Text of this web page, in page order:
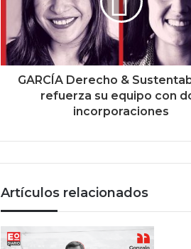
GARCÍA Derecho &
refuerza su equipo con
incorporaciones
Artículos relacionados